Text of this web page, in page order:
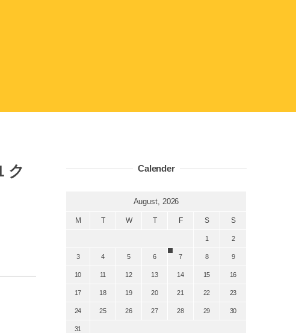
ク
Calender
August, 2026
M T W T F S S
1 2
3 4 5 6 7 8 9
10 11 12 13 14 15 16
17 18 19 20 21 22 23
24 25 26 27 28 29 30
31